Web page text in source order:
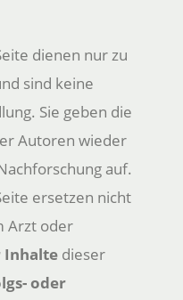
dienen nur zu
sind keine
Sie geben die
Autoren wieder
auf.
ersetzen nicht
Arzt oder
Inhaltedieser
oder